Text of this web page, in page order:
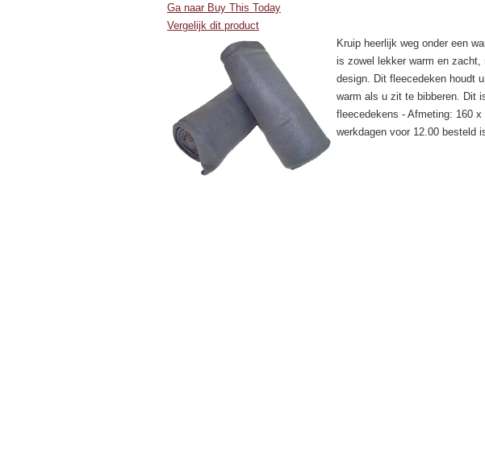
Ga naar Buy This Today
Vergelijk dit product
Kruip heerlijk weg onder een
is zowel lekker warm en
design. Dit fleecedeken houdt
warm als u zit te bibberen. Dit
fleecedekens - Afmeting: 160
werkdagen voor 12.00 besteld